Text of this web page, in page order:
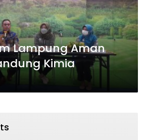
Lampung Aman
Kimia